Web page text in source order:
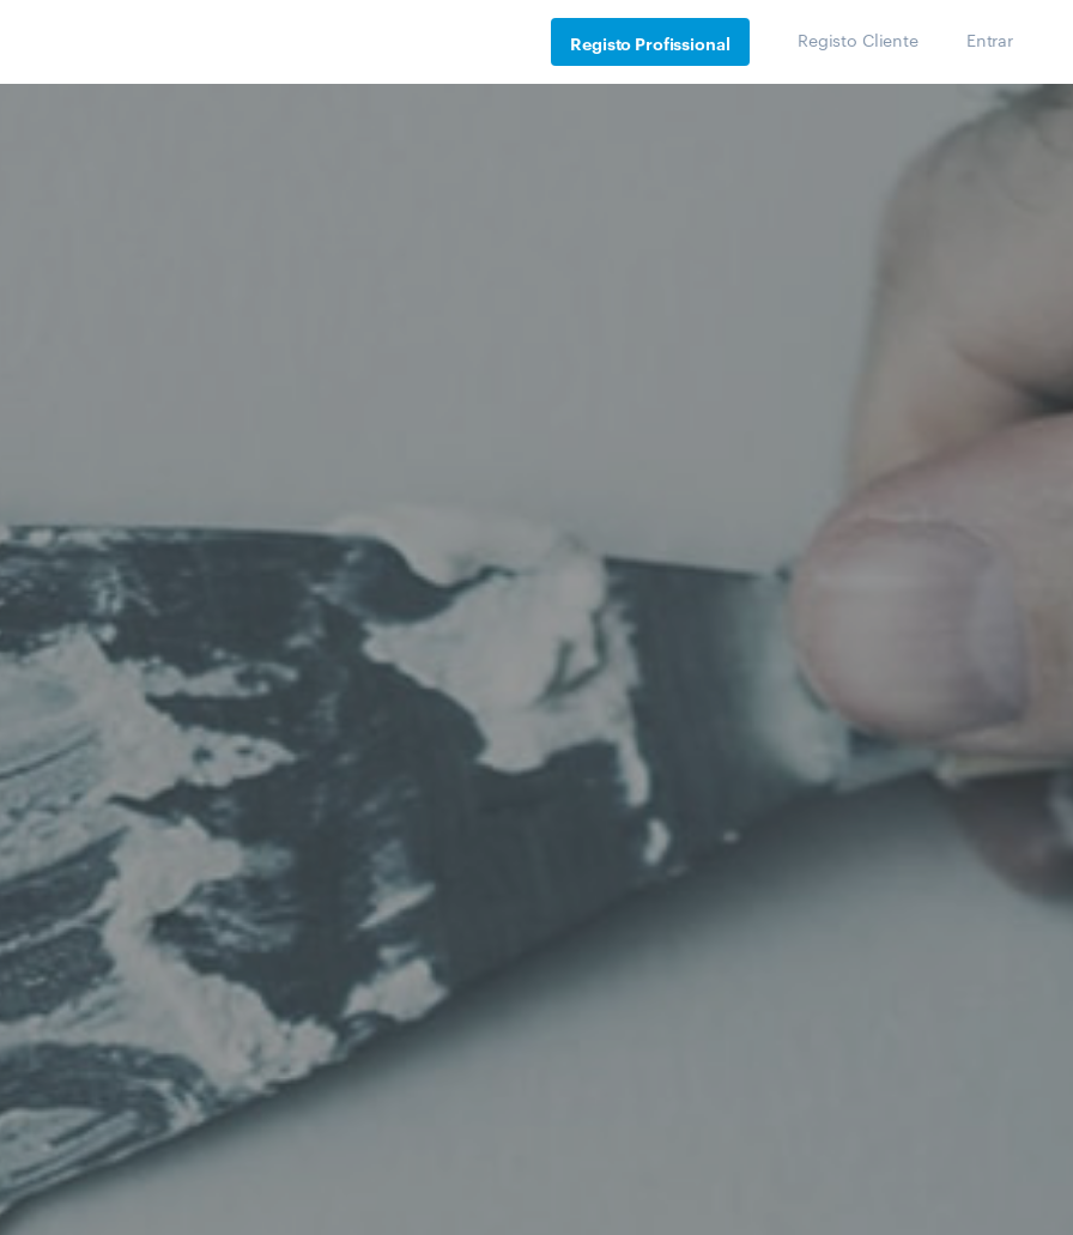
Registo Profissional Registo Cliente Entrar